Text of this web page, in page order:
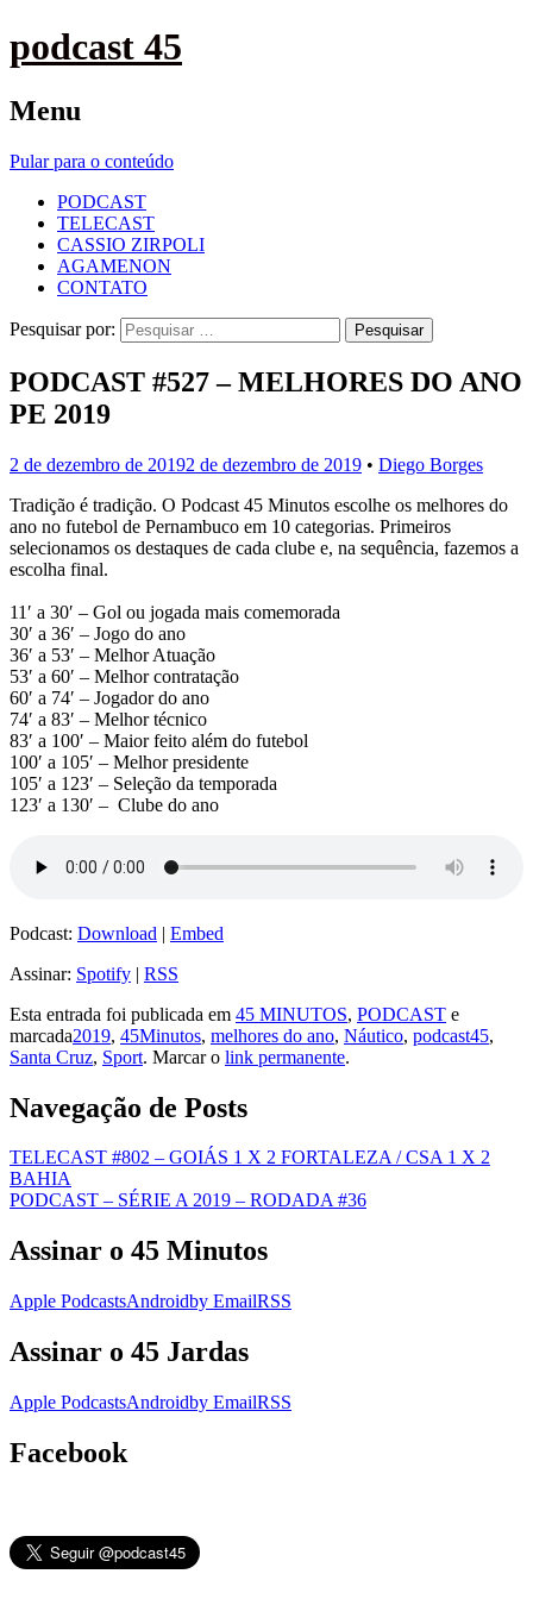
podcast 45
Menu
Pular para o conteúdo
PODCAST
TELECAST
CASSIO ZIRPOLI
AGAMENON
CONTATO
Pesquisar por:
PODCAST #527 – MELHORES DO ANO
PE 2019
2 de dezembro de 20192 de dezembro de 2019 • Diego Borges
Tradição é tradição. O Podcast 45 Minutos escolhe os melhores do
ano no futebol de Pernambuco em 10 categorias. Primeiros
selecionamos os destaques de cada clube e, na sequência, fazemos a
escolha final.
11′ a 30′ – Gol ou jogada mais comemorada
30′ a 36′ – Jogo do ano
36′ a 53′ – Melhor Atuação
53′ a 60′ – Melhor contratação
60′ a 74′ – Jogador do ano
74′ a 83′ – Melhor técnico
83′ a 100′ – Maior feito além do futebol
100′ a 105′ – Melhor presidente
105′ a 123′ – Seleção da temporada
123′ a 130′ – Clube do ano
Podcast: Download | Embed
Assinar: Spotify | RSS
Esta entrada foi publicada em 45 MINUTOS, PODCAST e
marcada2019, 45Minutos, melhores do ano, Náutico, podcast45,
Santa Cruz, Sport. Marcar o link permanente.
Navegação de Posts
TELECAST #802 – GOIÁS 1 X 2 FORTALEZA / CSA 1 X 2
BAHIA
PODCAST – SÉRIE A 2019 – RODADA #36
Assinar o 45 Minutos
Apple PodcastsAndroidby EmailRSS
Assinar o 45 Jardas
Apple PodcastsAndroidby EmailRSS
Facebook